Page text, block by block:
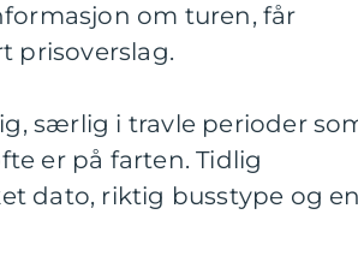
om turen, får
prisoverslag.
særlig i travle perioder
er på farten. Tidlig
dato, riktig busstype og